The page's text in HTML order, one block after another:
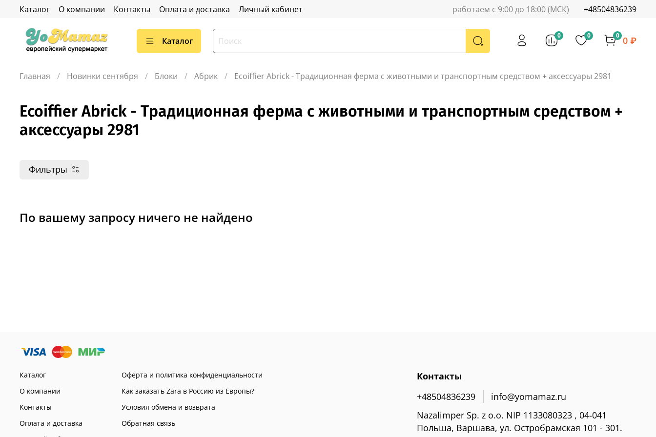
Каталог О компании Контакты Оплата и доставка Личный кабинет работаем с 9:00 до 18:00 (МСК) +48504836239
Каталог
0 0 0 0 ₽
Главная Новинки сентября Блоки Абрик Ecoiffier Abrick - Традиционная ферма с животными и транспортным средством + аксессуары 2981
Ecoiffier Abrick - Традиционная ферма с животными и транспортным средством +
аксессуары 2981
Фильтры
По вашему запросу ничего не найдено
Каталог
О компании
Контакты
Оплата и доставка
Оферта и политика конфиденциальности
Как заказать Zara в Россию из Европы?
Условия обмена и возврата
Обратная связь
Контакты
+48504836239
info@yomamaz.ru
Nazalimper Sp. z o.o. NIP 1133080323 , 04-041
Польша, Варшава, ул. Остробрамская 101 - 301.